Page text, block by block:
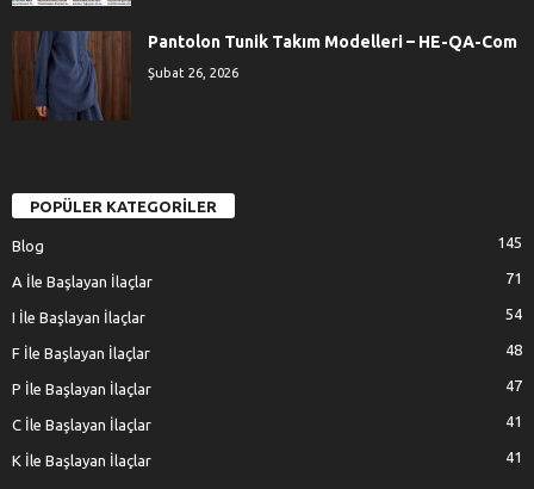
Pantolon Tunik Takım Modelleri – HE-QA-Com
Şubat 26, 2026
POPÜLER KATEGORİLER
Blog 145
A İle Başlayan İlaçlar 71
I İle Başlayan İlaçlar 54
F İle Başlayan İlaçlar 48
P İle Başlayan İlaçlar 47
C İle Başlayan İlaçlar 41
K İle Başlayan İlaçlar 41